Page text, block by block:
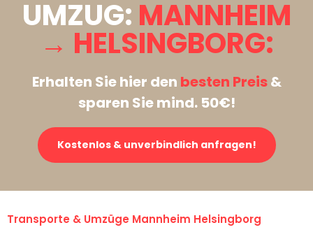
UMZUG: MANNHEIM
→ HELSINGBORG:
Erhalten Sie hier den besten Preis&
sparen Sie mind. 50€!
Kostenlos & unverbindlich anfragen!
Transporte & Umzüge Mannheim Helsingborg